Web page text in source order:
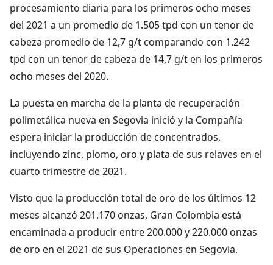
procesamiento diaria para los primeros ocho meses
del 2021 a un promedio de 1.505 tpd con un tenor de
cabeza promedio de 12,7 g/t comparando con 1.242
tpd con un tenor de cabeza de 14,7 g/t en los primeros
ocho meses del 2020.
La puesta en marcha de la planta de recuperación
polimetálica nueva en Segovia inició y la Compañía
espera iniciar la producción de concentrados,
incluyendo zinc, plomo, oro y plata de sus relaves en el
cuarto trimestre de 2021.
Visto que la producción total de oro de los últimos 12
meses alcanzó 201.170 onzas, Gran Colombia está
encaminada a producir entre 200.000 y 220.000 onzas
de oro en el 2021 de sus Operaciones en Segovia.